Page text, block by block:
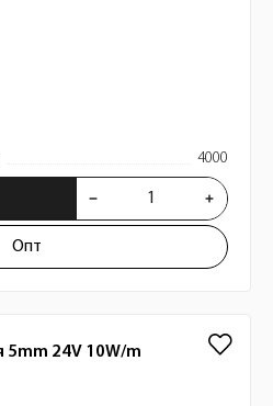
4000
Опт
24V 10W/m